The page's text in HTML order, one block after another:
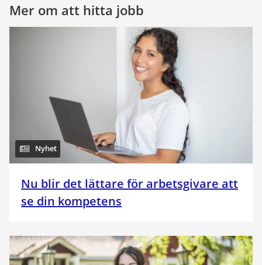
Mer om att hitta jobb
Nyhet
Nu blir det lättare för arbetsgivare att
se din kompetens